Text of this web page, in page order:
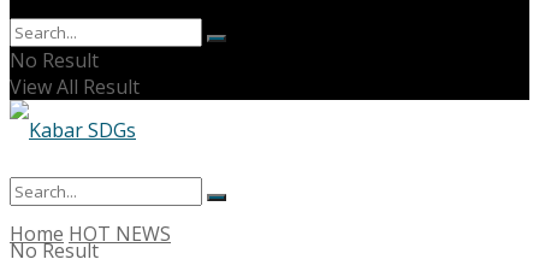
No Result
View All Result
No Result
Home HOT NEWS